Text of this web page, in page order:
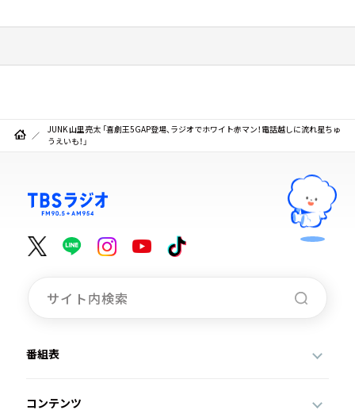
JUNK 山里亮太 「喜劇王5GAP登場、ラジオでホワイト赤マン！電話越しに流れ星ちゅ
うえいも！」
番組表
コンテンツ